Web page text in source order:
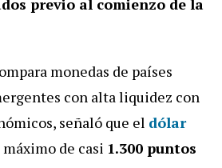
previo al comienzo de la
monedas de países
con alta liquidez con
señaló que el dólar
de casi 1.300 puntos